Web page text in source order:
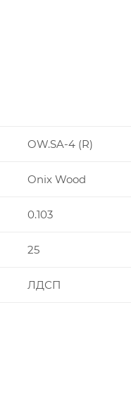
OW.SA-4 (R)
Onix Wood
0.103
25
ЛДСП